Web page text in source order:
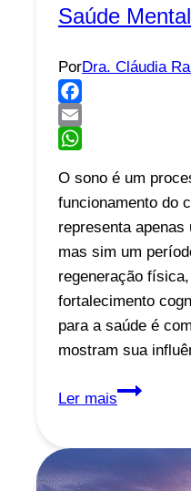
Saúde
PorDra. Cláudia
O sono é um
funcionamento do
representa apenas
mas sim um
regeneração
fortalecimento
para a saúde é
mostram sua
Ler mais
A